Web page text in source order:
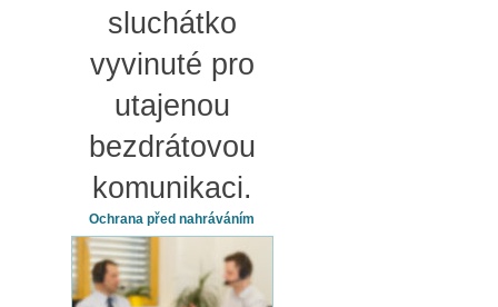
sluchátko
vyvinuté pro
utajenou
bezdrátovou
komunikaci.
Ochrana před nahráváním